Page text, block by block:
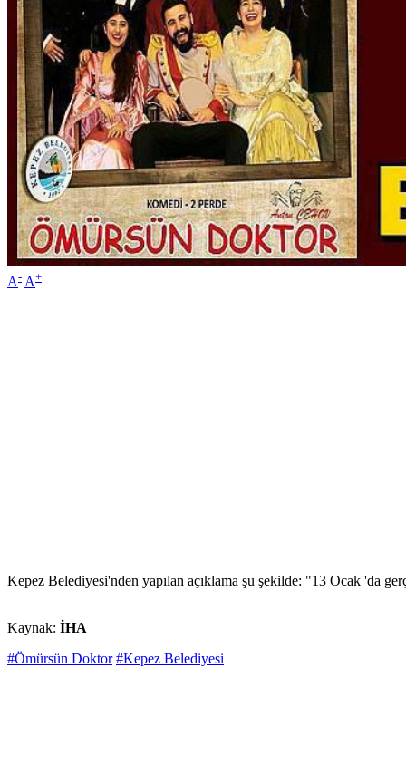
A- A+
Kepez Belediyesi'nden yapılan açıklama şu şekilde: "13 Ocak 'da
Kaynak: İHA
#Ömürsün Doktor #Kepez Belediyesi